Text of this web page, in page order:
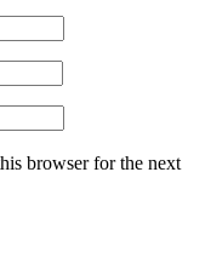
browser for the next